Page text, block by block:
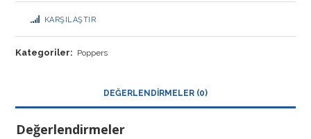
KARŞILAŞTIR
Kategoriler: Poppers
DEĞERLENDIRMELER (0)
Değerlendirmeler